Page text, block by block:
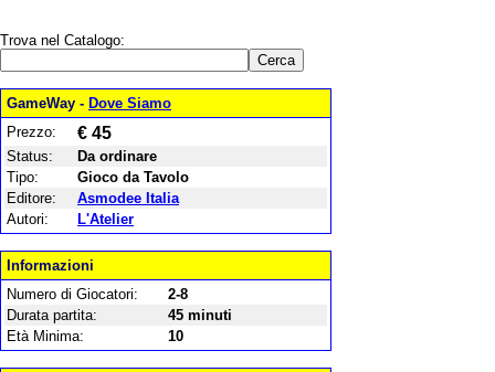
Trova nel Catalogo:
GameWay - Dove Siamo
Prezzo:
€ 45
Status:
Da ordinare
Tipo:
Gioco da Tavolo
Editore:
Asmodee Italia
Autori:
L'Atelier
Informazioni
Numero di Giocatori:
2-8
Durata partita:
45 minuti
Età Minima:
10